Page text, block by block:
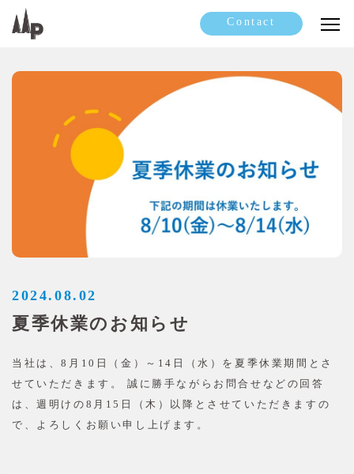
Contact
2024.08.02
夏季休業のお知らせ
当社は、8月10日（金）～14日（水）を夏季休業期間とさ
せていただきます。 誠に勝手ながらお問合せなどの回答
は、週明けの8月15日（木）以降とさせていただきますの
で、よろしくお願い申し上げます。